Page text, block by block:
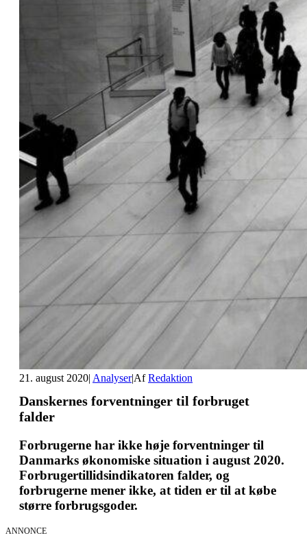
21. august 2020| Analyser|AfRedaktion
Danskernes forventninger til forbruget
falder
Forbrugerne har ikke høje forventninger til
Danmarks økonomiske situation i august 2020.
Forbrugertillidsindikatoren falder, og
forbrugerne mener ikke, at tiden er til at købe
større forbrugsgoder.
ANNONCE